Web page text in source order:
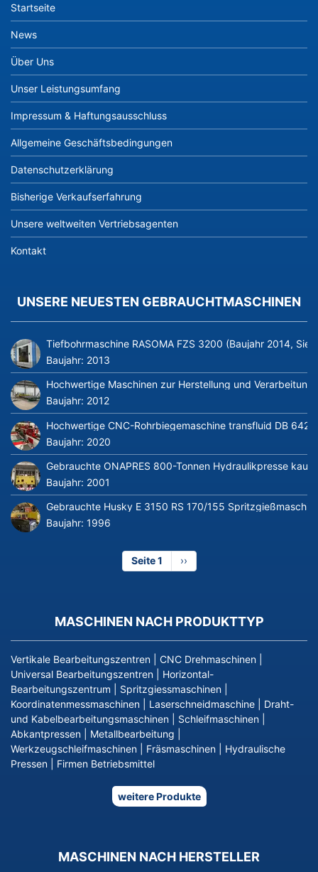
Startseite
News
Über Uns
Unser Leistungsumfang
Impressum & Haftungsausschluss
Allgemeine Geschäftsbedingungen
Datenschutzerklärung
Bisherige Verkaufserfahrung
Unsere weltweiten Vertriebsagenten
Kontakt
UNSERE NEUESTEN GEBRAUCHTMASCHINEN
Tiefbohrmaschine RASOMA FZS 3200 (Baujahr 2014,
Baujahr: 2013
Hochwertige Maschinen zur Herstellung und
Baujahr: 2012
Hochwertige CNC-Rohrbiegemaschine transfluid DB
Baujahr: 2020
Gebrauchte ONAPRES 800-Tonnen Hydraulikpresse
Baujahr: 2001
Gebrauchte Husky E 3150 RS 170/155
Baujahr: 1996
Seite 1
Nächste
Seite
››
MASCHINEN NACH PRODUKTTYP
Vertikale Bearbeitungszentren CNC Drehmaschinen
Universal Bearbeitungszentren
Horizontal-
Bearbeitungszentrum
Spritzgiessmaschinen
Koordinatenmessmaschinen
Laserschneidmaschine
Draht-
und Kabelbearbeitungsmaschinen
Schleifmaschinen
Abkantpressen
Metallbearbeitung
Werkzeugschleifmaschinen
Fräsmaschinen
Hydraulische
Pressen
Firmen Betriebsmittel
weitere Produkte
MASCHINEN NACH HERSTELLER